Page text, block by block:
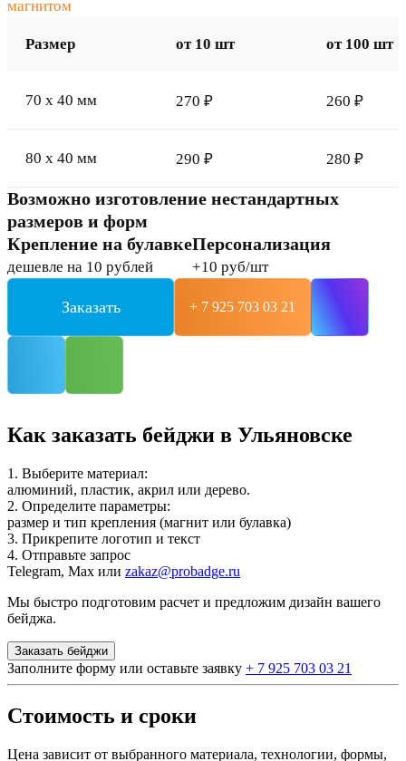
магнитом
Размер от 10 шт от 100 шт
70 x 40 мм 270 ₽ 260 ₽
80 x 40 мм 290 ₽ 280 ₽
Возможно изготовление нестандартных
размеров и форм
Крепление на булавке
дешевле на 10 рублей
Персонализация
+10 руб/шт
Заказать + 7 925 703 03 21
Как заказать бейджи в Ульяновске
1. Выберите материал:
алюминий, пластик, акрил или дерево.
2. Определите параметры:
размер и тип крепления (магнит или булавка)
3. Прикрепите логотип и текст
4. Отправьте запрос
Telegram, Max или zakaz@probadge.ru
Мы быстро подготовим расчет и предложим дизайн вашего
бейджа.
Заказать бейджи
Заполните форму или оставьте заявку + 7 925 703 03 21
Стоимость и сроки
Цена зависит от выбранного материала, технологии, формы,